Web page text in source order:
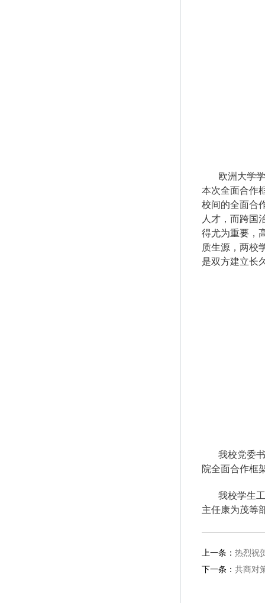
欧洲大学
本次全面合作
校间的全面合
人才，而跨国
得尤为重要，
质生源，两校
是双方建立长
我校党委
院全面合作框
我校学生
主任康为茂等
上一条： 热烈祝
下一条： 共商对